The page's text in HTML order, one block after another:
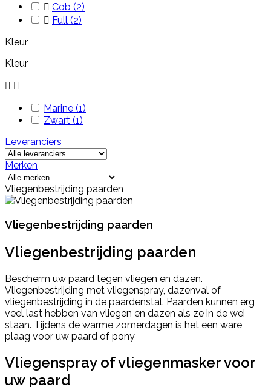
 Cob (2)
 Full (2)
Kleur
Kleur
 
Marine (1)
Zwart (1)
Leveranciers
Merken
Vliegenbestrijding paarden
Vliegenbestrijding paarden
Vliegenbestrijding paarden
Bescherm uw paard tegen vliegen en dazen.
Vliegenbestrijding met vliegenspray, dazenval of
vliegenbestrijding in de paardenstal. Paarden kunnen erg
veel last hebben van vliegen en dazen als ze in de wei
staan. Tijdens de warme zomerdagen is het een ware
plaag voor uw paard of pony
Vliegenspray of vliegenmasker voor
uw paard